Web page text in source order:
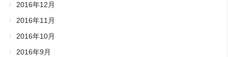
2016年12月
2016年11月
2016年10月
2016年9月